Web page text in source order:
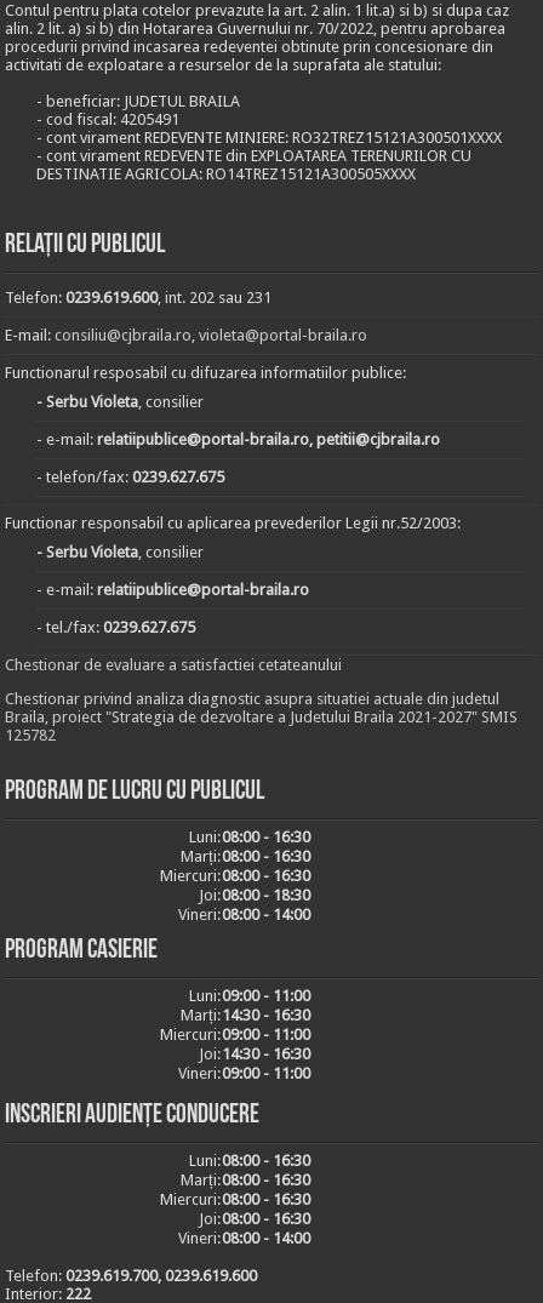
Contul pentru plata cotelor prevazute la art. 2 alin. 1 lit.a) si b) si dupa caz
alin. 2 lit. a) si b) din Hotararea Guvernului nr. 70/2022, pentru aprobarea
procedurii privind incasarea redeventei obtinute prin concesionare din
activitati de exploatare a resurselor de la suprafata ale statului:
- beneficiar: JUDETUL BRAILA
- cod fiscal: 4205491
- cont virament REDEVENTE MINIERE: RO32TREZ15121A300501XXXX
- cont virament REDEVENTE din EXPLOATAREA TERENURILOR CU
DESTINATIE AGRICOLA: RO14TREZ15121A300505XXXX
Relații cu publicul
Telefon:0239.619.600, int. 202 sau 231
E-mail:consiliu@cjbraila.ro,violeta@portal-braila.ro
Functionarul resposabil cu difuzarea informatiilor publice:
- Serbu Violeta, consilier
- e-mail:relatiipublice@portal-braila.ro, petitii@cjbraila.ro
- telefon/fax:0239.627.675
Functionar responsabil cu aplicarea prevederilor Legii nr.52/2003:
- Serbu Violeta, consilier
- e-mail:relatiipublice@portal-braila.ro
- tel./fax:0239.627.675
Chestionar de evaluare a satisfactiei cetateanului
Chestionar privind analiza diagnostic asupra situatiei actuale din judetul
Braila, proiect "Strategia de dezvoltare a Judetului Braila 2021-2027" SMIS
125782
Program de lucru cu publicul
Luni:08:00 - 16:30
Marți:08:00 - 16:30
Miercuri:08:00 - 16:30
Joi:08:00 - 18:30
Vineri:08:00 - 14:00
Program casierie
Luni:09:00 - 11:00
Marți:14:30 - 16:30
Miercuri:09:00 - 11:00
Joi:14:30 - 16:30
Vineri:09:00 - 11:00
Inscrieri audiențe conducere
Luni:08:00 - 16:30
Marți:08:00 - 16:30
Miercuri:08:00 - 16:30
Joi:08:00 - 16:30
Vineri:08:00 - 14:00
Telefon:0239.619.700, 0239.619.600
Interior: 222